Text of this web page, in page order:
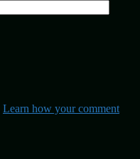
Learn how your comment